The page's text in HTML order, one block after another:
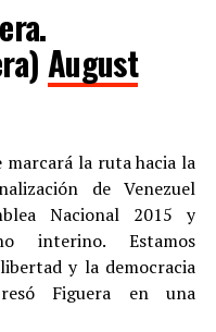
August
marcará la ruta hacia la
de Venezuel
Nacional 2015 y
interino. Estamos
y la democracia
Figuera en una